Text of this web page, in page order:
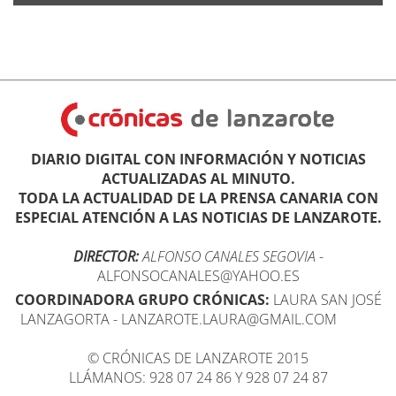
DIARIO DIGITAL CON INFORMACIÓN Y NOTICIAS
ACTUALIZADAS AL MINUTO.
TODA LA ACTUALIDAD DE LA PRENSA CANARIA CON
ESPECIAL ATENCIÓN A LAS NOTICIAS DE LANZAROTE.
DIRECTOR:ALFONSO CANALES SEGOVIA -
ALFONSOCANALES@YAHOO.ES
COORDINADORA GRUPO CRÓNICAS: LAURA SAN JOSÉ
LANZAGORTA - LANZAROTE.LAURA@GMAIL.COM
© CRÓNICAS DE LANZAROTE 2015
LLÁMANOS: 928 07 24 86 Y 928 07 24 87